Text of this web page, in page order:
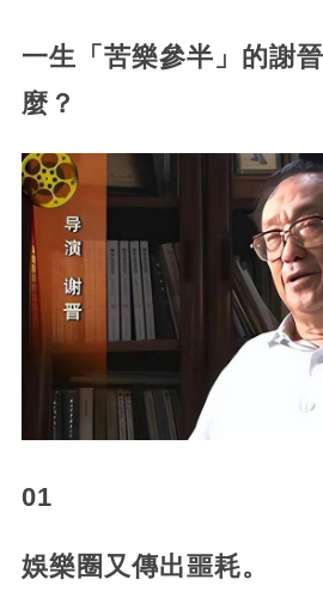
一生「苦樂參半」的謝
麼？
01
娛樂圈又傳出噩耗。